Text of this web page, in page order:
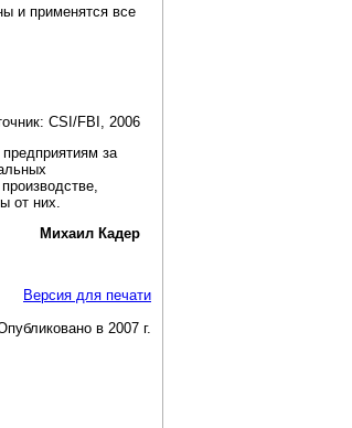
и применятся все
CSI/FBI, 2006
за
от них.
Михаил Кадер
Версия для печати
в 2007 г.